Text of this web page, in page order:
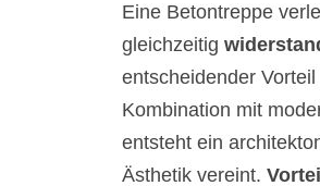
Eine Betontreppe
gleichzeitig
entscheidender
Kombination mit
entsteht ein
Ästhetik vereint.